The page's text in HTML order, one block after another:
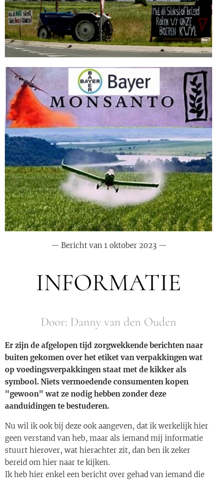
— Bericht van 1 oktober 2023 —
INFORMATIE
Door: Danny van den Ouden
Er zijn de afgelopen tijd zorgwekkende berichten naar
buiten gekomen over het etiket van verpakkingen wat
op voedingsverpakkingen staat met de kikker als
symbool. Niets vermoedende consumenten kopen
"gewoon" wat ze nodig hebben zonder deze
aanduidingen te bestuderen.
Nu wil ik ook bij deze ook aangeven, dat ik werkelijk hier
geen verstand van heb, maar als iemand mij informatie
stuurt hierover, wat hierachter zit, dan ben ik zeker
bereid om hier naar te kijken.
Ik heb hier enkel een bericht over gehad van iemand die